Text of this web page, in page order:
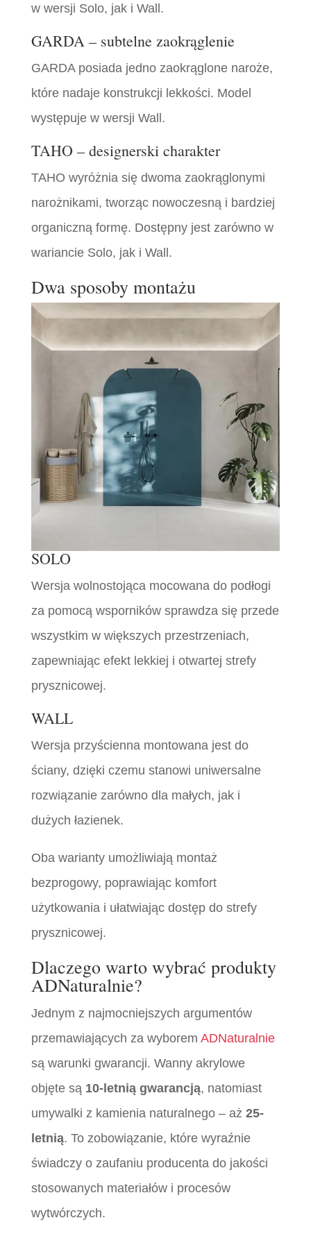
w wersji Solo, jak i Wall.
GARDA – subtelne zaokrąglenie
GARDA posiada jedno zaokrąglone naroże,
które nadaje konstrukcji lekkości. Model
występuje w wersji Wall.
TAHO – designerski charakter
TAHO wyróżnia się dwoma zaokrąglonymi
narożnikami, tworząc nowoczesną i bardziej
organiczną formę. Dostępny jest zarówno w
wariancie Solo, jak i Wall.
Dwa sposoby montażu
SOLO
Wersja wolnostojąca mocowana do podłogi
za pomocą wsporników sprawdza się przede
wszystkim w większych przestrzeniach,
zapewniając efekt lekkiej i otwartej strefy
prysznicowej.
WALL
Wersja przyścienna montowana jest do
ściany, dzięki czemu stanowi uniwersalne
rozwiązanie zarówno dla małych, jak i
dużych łazienek.
Oba warianty umożliwiają montaż
bezprogowy, poprawiając komfort
użytkowania i ułatwiając dostęp do strefy
prysznicowej.
Dlaczego warto wybrać produkty
ADNaturalnie?
Jednym z najmocniejszych argumentów
przemawiających za wyborem ADNaturalnie
są warunki gwarancji. Wanny akrylowe
objęte są 10-letnią gwarancją, natomiast
umywalki z kamienia naturalnego – aż 25-
letnią. To zobowiązanie, które wyraźnie
świadczy o zaufaniu producenta do jakości
stosowanych materiałów i procesów
wytwórczych.